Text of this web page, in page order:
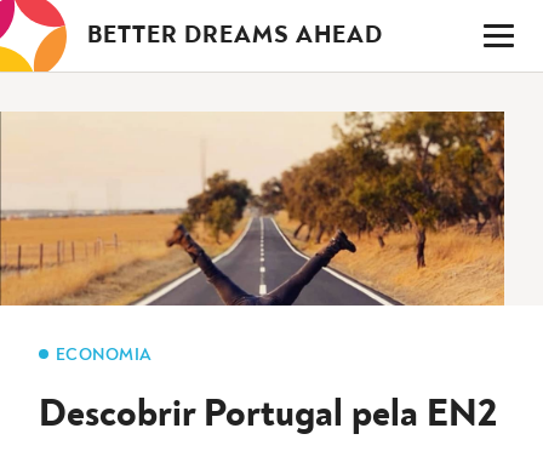
Saltar
para
o
BETTER DREAMS AHEAD
ECONOMIA
Descobrir Portugal pela EN2